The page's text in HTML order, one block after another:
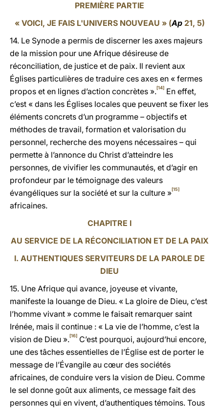
PREMIÈRE PARTIE
« VOICI, JE FAIS L'UNIVERS NOUVEAU » (Ap21, 5)
14. Le Synode a permis de discerner les axes majeurs
de la mission pour une Afrique désireuse de
réconciliation, de justice et de paix. Il revient aux
Églises particulières de traduire ces axes en « fermes
propos et en lignes d’action concrètes ».[14] En effet,
c’est « dans les Églises locales que peuvent se fixer les
éléments concrets d’un programme – objectifs et
méthodes de travail, formation et valorisation du
personnel, recherche des moyens nécessaires – qui
permette à l’annonce du Christ d’atteindre les
personnes, de vivifier les communautés, et d’agir en
profondeur par le témoignage des valeurs
évangéliques sur la société et sur la culture »[15]
africaines.
CHAPITRE I
AU SERVICE DE LA RÉCONCILIATION ET DE LA PAIX
I. AUTHENTIQUES SERVITEURS DE LA PAROLE DE
DIEU
15. Une Afrique qui avance, joyeuse et vivante,
manifeste la louange de Dieu. « La gloire de Dieu, c’est
l’homme vivant » comme le faisait remarquer saint
Irénée, mais il continue : « La vie de l’homme, c’est la
vision de Dieu ».[16] C’est pourquoi, aujourd’hui encore,
une des tâches essentielles de l’Église est de porter le
message de l’Évangile au cœur des sociétés
africaines, de conduire vers la vision de Dieu. Comme
le sel donne goût aux aliments, ce message fait des
personnes qui en vivent, d’authentiques témoins. Tous